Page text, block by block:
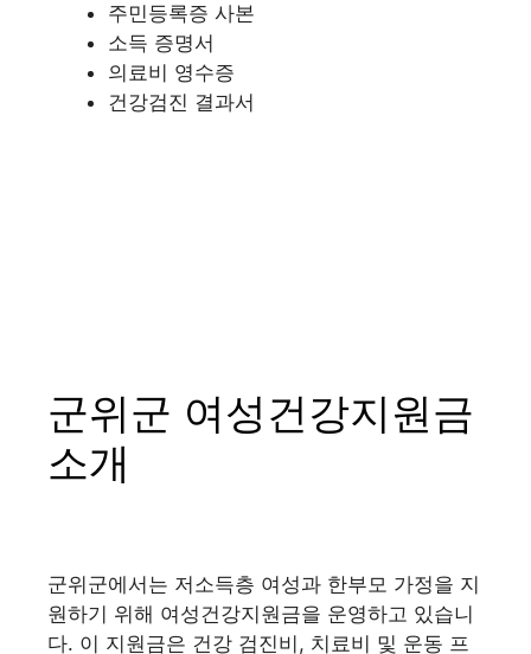
주민등록증 사본
소득 증명서
의료비 영수증
건강검진 결과서
군위군 여성건강지원금
소개
군위군에서는 저소득층 여성과 한부모 가정을 지
원하기 위해 여성건강지원금을 운영하고 있습니
다. 이 지원금은 건강 검진비, 치료비 및 운동 프